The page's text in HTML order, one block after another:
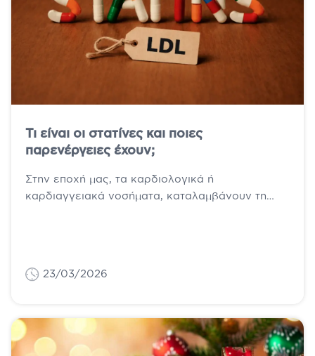
Τι είναι οι στατίνες και ποιες
παρενέργειες έχουν;
Στην εποχή μας, τα καρδιολογικά ή
καρδιαγγειακά νοσήματα, καταλαμβάνουν τη
23/03/2026